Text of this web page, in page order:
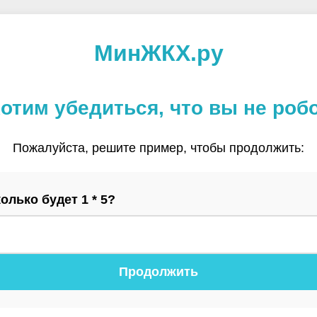
МинЖКХ.ру
убедиться, что вы не
Пожалуйста, решите пример, чтобы продолжить:
будет 1 * 5?
Продолжить